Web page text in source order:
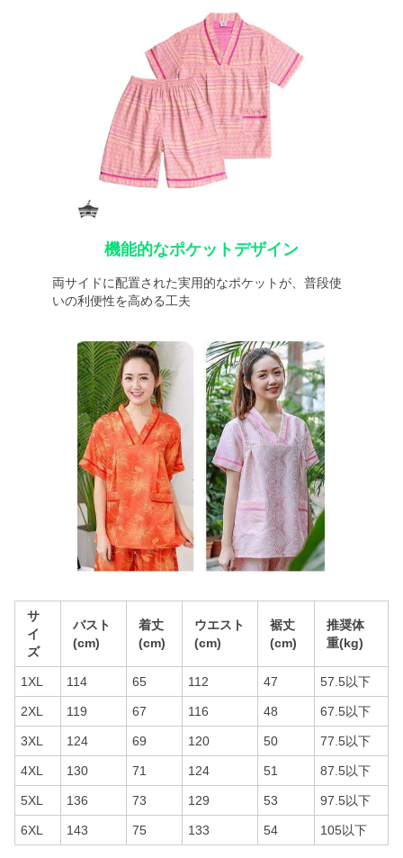
機能的なポケットデザイン
両サイドに配置された実用的なポケットが、普段使
いの利便性を高める工夫
サ
イ
ズ
バスト
(cm)
着丈
(cm)
ウエスト
(cm)
裾丈
(cm)
推奨体
重(kg)
1XL 114 65 112 47 57.5以下
2XL 119 67 116 48 67.5以下
3XL 124 69 120 50 77.5以下
4XL 130 71 124 51 87.5以下
5XL 136 73 129 53 97.5以下
6XL 143 75 133 54 105以下